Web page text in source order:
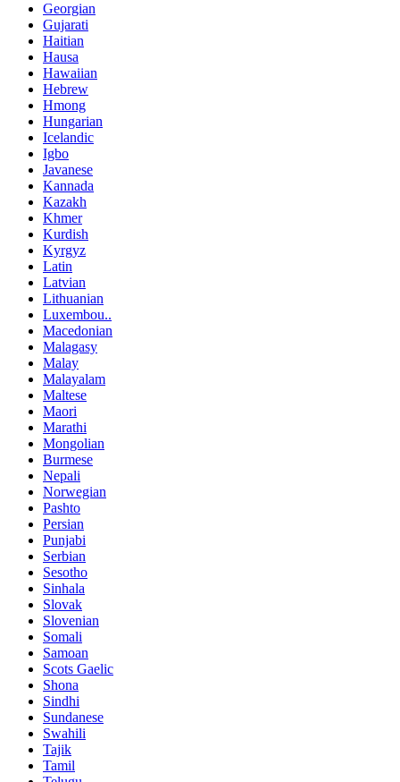
Georgian
Gujarati
Haitian
Hausa
Hawaiian
Hebrew
Hmong
Hungarian
Icelandic
Igbo
Javanese
Kannada
Kazakh
Khmer
Kurdish
Kyrgyz
Latin
Latvian
Lithuanian
Luxembou..
Macedonian
Malagasy
Malay
Malayalam
Maltese
Maori
Marathi
Mongolian
Burmese
Nepali
Norwegian
Pashto
Persian
Punjabi
Serbian
Sesotho
Sinhala
Slovak
Slovenian
Somali
Samoan
Scots Gaelic
Shona
Sindhi
Sundanese
Swahili
Tajik
Tamil